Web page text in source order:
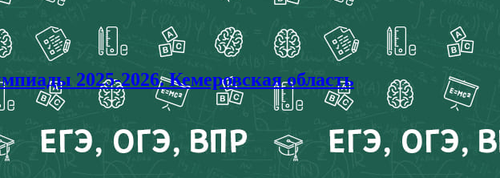
2025-2026. Кемеровская область